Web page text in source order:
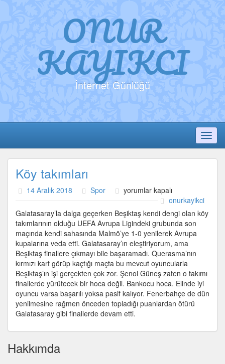
ONUR
KAYIKCI
İnternet Günlüğü
Köy takımları
14 Aralık 2018 Spor
Köy
için
yorumlar kapalı
onurkayikci
Galatasaray’la dalga geçerken Beşiktaş kendi dengi olan köy
takımlarının olduğu UEFA Avrupa Ligindeki grubunda son
maçında kendi sahasında Malmö’ye 1-0 yenilerek Avrupa
kupalarına veda etti. Galatasaray’ın eleştiriyorum, ama
Beşiktaş finallere çıkmayı bile başaramadı. Querasma’nın
kırmızı kart görüp kaçtığı maçta bu mevcut oyuncularla
Beşiktaş’ın işi gerçekten çok zor. Şenol Güneş zaten o takımı
finallerde yürütecek bir hoca değil. Bankocu hoca. Elinde iyi
oyuncu varsa başarılı yoksa pasif kalıyor. Fenerbahçe de dün
yenilmesine rağmen önceden topladığı puanlardan ötürü
Galatasaray gibi finallerde devam etti.
Hakkımda